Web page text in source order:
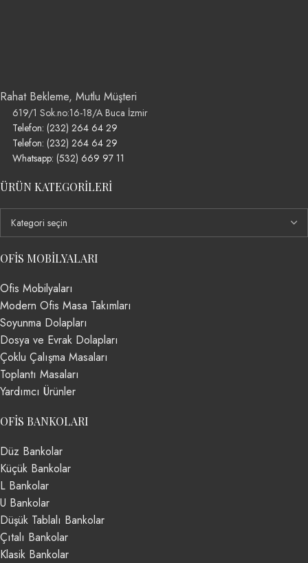
Rahat Bekleme, Mutlu Müşteri
619/1 Sok.no:16-18/A Buca İzmir
Telefon: (232) 264 64 29
Telefon: (232) 264 64 29
Whatsapp: (532) 669 97 11
ÜRÜN KATEGORILERI
OFIS MOBILYALARI
Ofis Mobilyaları
Modern Ofis Masa Takımları
Soyunma Dolapları
Dosya ve Evrak Dolapları
Çoklu Çalışma Masaları
Toplantı Masaları
Yardımcı Ürünler
OFIS BANKOLARI
Düz Bankolar
Küçük Bankolar
L Bankolar
U Bankolar
Düşük Tablalı Bankolar
Çıtalı Bankolar
Klasik Bankolar